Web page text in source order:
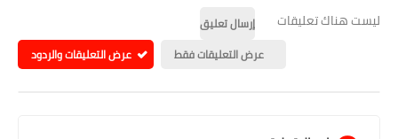
ليست هناك تعليقات
إرسال تعليق
عرض التعليقات فقط
عرض التعليقات والردود